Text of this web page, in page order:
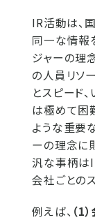
IR活動は、
同一な情報
ジャーの理
の人員リソ
とスピード
は極めて困
ような重要
ーの理念に
汎な事柄は
会社ごとの
例えば、 （1